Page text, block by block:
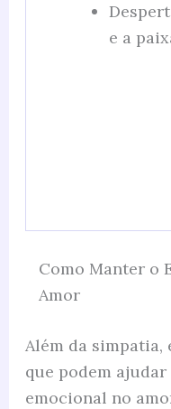
e a
Como Manter o
Amor
Além da simpatia,
que podem
emocional no